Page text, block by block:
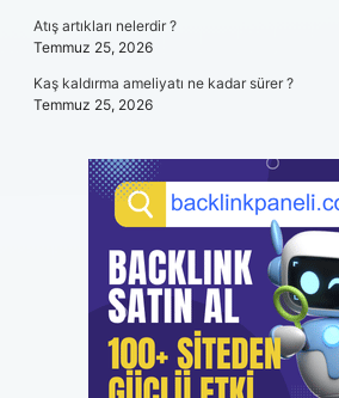
Atış artıkları nelerdir ?
Temmuz 25, 2026
Kaş kaldırma ameliyatı ne kadar sürer ?
Temmuz 25, 2026